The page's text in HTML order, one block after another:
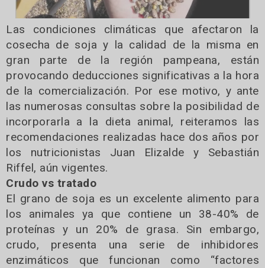
Las condiciones climáticas que afectaron la
cosecha de soja y la calidad de la misma en
gran parte de la región pampeana, están
provocando deducciones significativas a la hora
de la comercialización. Por ese motivo, y ante
las numerosas consultas sobre la posibilidad de
incorporarla a la dieta animal, reiteramos las
recomendaciones realizadas hace dos años por
los nutricionistas Juan Elizalde y Sebastián
Riffel, aún vigentes.
Crudo vs tratado
El grano de soja es un excelente alimento para
los animales ya que contiene un 38-40% de
proteínas y un 20% de grasa. Sin embargo,
crudo, presenta una serie de inhibidores
enzimáticos que funcionan como “factores